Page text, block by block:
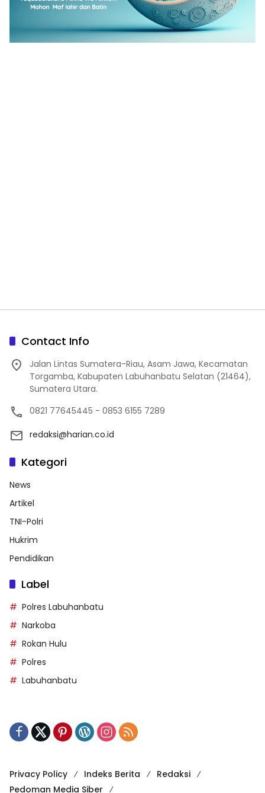
Contact Info
Jalan Lintas Sumatera-Riau, Asam Jawa, Kecamatan
Torgamba, Kabupaten Labuhanbatu Selatan (21464),
Sumatera Utara.
0821 77645445 - 0853 6155 7289
redaksi@harian.co.id
Kategori
News
Artikel
TNI-Polri
Hukrim
Pendidikan
Label
Polres Labuhanbatu
Narkoba
Rokan Hulu
Polres
Labuhanbatu
Privacy Policy Indeks Berita
Redaksi
Pedoman Media Siber